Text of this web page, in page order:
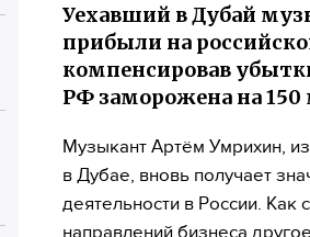
Уехавший в Дубай
прибыли на
компенсировав
РФ заморожена на 150
Музыкант Артём Умрихин,
в Дубае, вновь получает
деятельности в России. Как
направлений бизнеса